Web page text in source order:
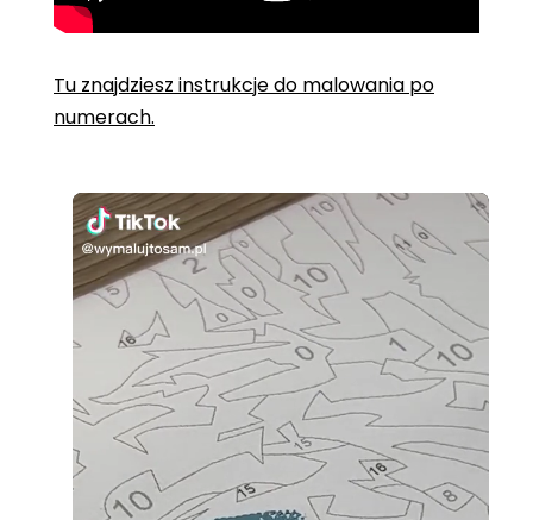
Tu znajdziesz instrukcje do malowania po
numerach.